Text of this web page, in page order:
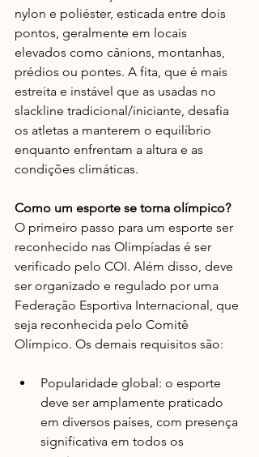
nylon e poliéster, esticada entre dois
pontos, geralmente em locais
elevados como cânions, montanhas,
prédios ou pontes. A fita, que é mais
estreita e instável que as usadas no
slackline tradicional/iniciante, desafia
os atletas a manterem o equilíbrio
enquanto enfrentam a altura e as
condições climáticas.
Como um esporte se torna olímpico?
O primeiro passo para um esporte ser
reconhecido nas Olimpíadas é ser
verificado pelo COI. Além disso, deve
ser organizado e regulado por uma
Federação Esportiva Internacional, que
seja reconhecida pelo Comitê
Olímpico. Os demais requisitos são:
Popularidade global: o esporte
deve ser amplamente praticado
em diversos países, com presença
significativa em todos os